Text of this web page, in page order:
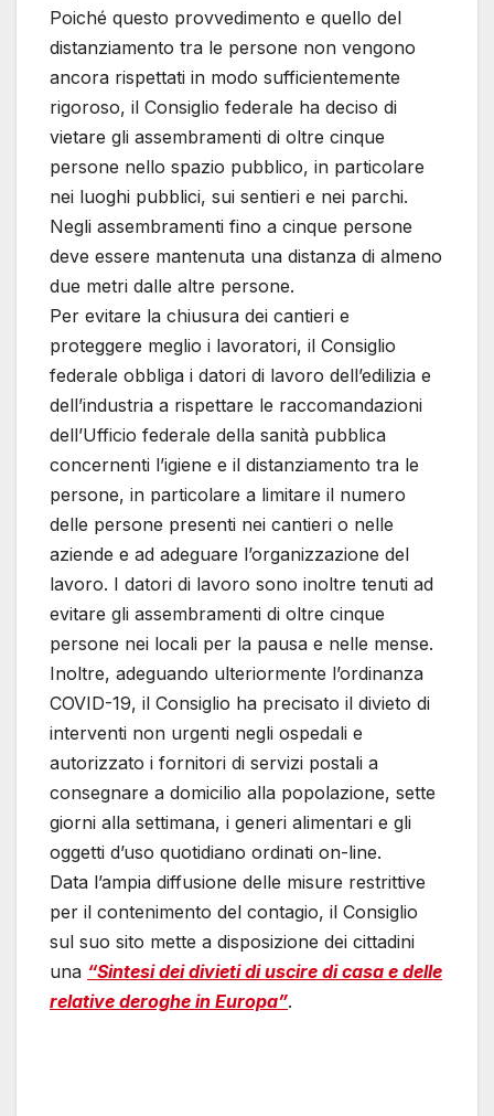
Poiché questo provvedimento e quello del
distanziamento tra le persone non vengono
ancora rispettati in modo sufficientemente
rigoroso, il Consiglio federale ha deciso di
vietare gli assembramenti di oltre cinque
persone nello spazio pubblico, in particolare
nei luoghi pubblici, sui sentieri e nei parchi.
Negli assembramenti fino a cinque persone
deve essere mantenuta una distanza di almeno
due metri dalle altre persone.
Per evitare la chiusura dei cantieri e
proteggere meglio i lavoratori, il Consiglio
federale obbliga i datori di lavoro dell’edilizia e
dell’industria a rispettare le raccomandazioni
dell’Ufficio federale della sanità pubblica
concernenti l’igiene e il distanziamento tra le
persone, in particolare a limitare il numero
delle persone presenti nei cantieri o nelle
aziende e ad adeguare l’organizzazione del
lavoro. I datori di lavoro sono inoltre tenuti ad
evitare gli assembramenti di oltre cinque
persone nei locali per la pausa e nelle mense.
Inoltre, adeguando ulteriormente l’ordinanza
COVID-19, il Consiglio ha precisato il divieto di
interventi non urgenti negli ospedali e
autorizzato i fornitori di servizi postali a
consegnare a domicilio alla popolazione, sette
giorni alla settimana, i generi alimentari e gli
oggetti d’uso quotidiano ordinati on-line.
Data l’ampia diffusione delle misure restrittive
per il contenimento del contagio, il Consiglio
sul suo sito mette a disposizione dei cittadini
una “Sintesi dei divieti di uscire di casa e delle
relative deroghe in Europa”.